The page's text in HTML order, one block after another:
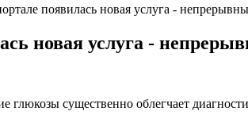
появилась новая услуга -
новая услуга -
глюкозы существенно облегчает